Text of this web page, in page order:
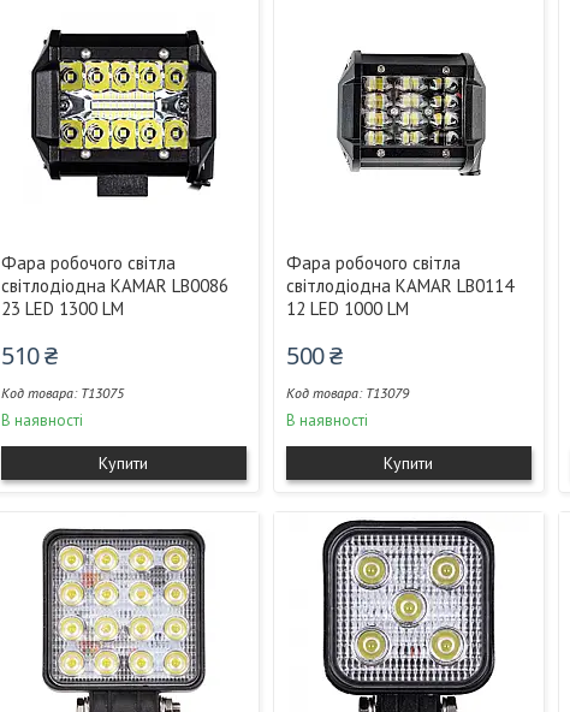
Фара робочого світла
світлодіодна KAMAR LB0086
23 LED 1300 LM
510 ₴
T13075
В наявності
Купити
Фара робочого світла
світлодіодна KAMAR LB0114
12 LED 1000 LM
500 ₴
T13079
В наявності
Купити